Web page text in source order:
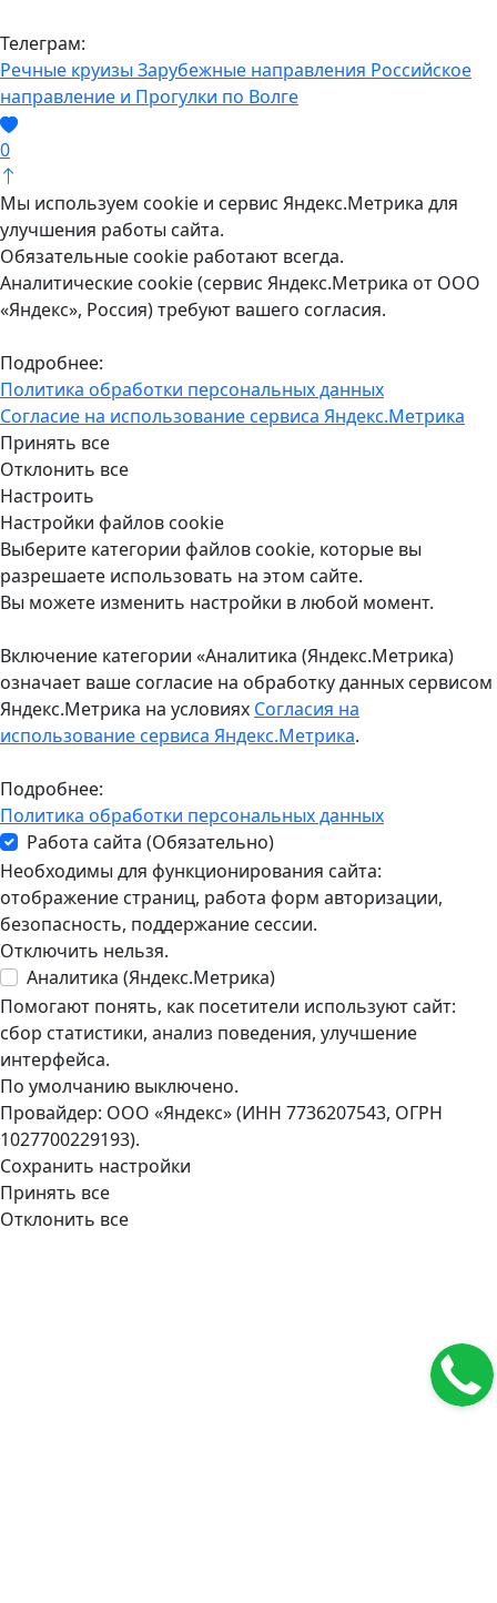
Телеграм:
Речные круизы Зарубежные направления Российское
направление и Прогулки по Волге
0
Мы используем cookie и сервис Яндекс.Метрика для
улучшения работы сайта.
Обязательные cookie работают всегда.
Аналитические cookie (сервис Яндекс.Метрика от ООО
«Яндекс», Россия) требуют вашего согласия.
Подробнее:
Политика обработки персональных данных
Согласие на использование сервиса Яндекс.Метрика
Принять все
Отклонить все
Настроить
Настройки файлов cookie
Выберите категории файлов cookie, которые вы
разрешаете использовать на этом сайте.
Вы можете изменить настройки в любой момент.
Включение категории «Аналитика (Яндекс.Метрика)
означает ваше согласие на обработку данных сервисом
Яндекс.Метрика на условиях Согласия на
использование сервиса Яндекс.Метрика.
Подробнее:
Политика обработки персональных данных
Работа сайта (Обязательно)
Необходимы для функционирования сайта:
отображение страниц, работа форм авторизации,
безопасность, поддержание сессии.
Отключить нельзя.
Аналитика (Яндекс.Метрика)
Помогают понять, как посетители используют сайт:
сбор статистики, анализ поведения, улучшение
интерфейса.
По умолчанию выключено.
Провайдер: ООО «Яндекс» (ИНН 7736207543, ОГРН
1027700229193).
Сохранить настройки
Принять все
Отклонить все